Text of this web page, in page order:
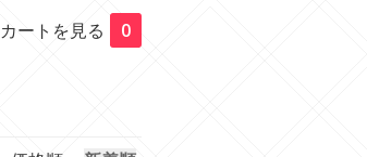
カートを見る 0